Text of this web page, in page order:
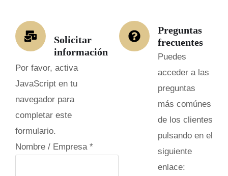
Solicitar
información
Por favor, activa
JavaScript en tu
navegador para
completar este
formulario.
Nombre / Empresa *
Preguntas
frecuentes
Puedes
acceder a las
preguntas
más comúnes
de los clientes
pulsando en el
siguiente
enlace: